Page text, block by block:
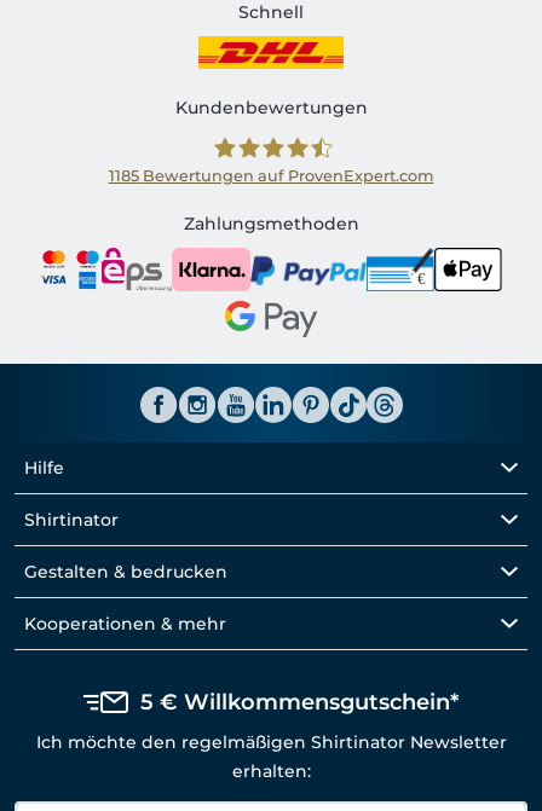
Schnell
Kundenbewertungen
Shirtinator AT
1185Bewertungen auf ProvenExpert.com
Zahlungsmethoden
Hilfe
Shirtinator
Gestalten & bedrucken
Kooperationen & mehr
5 € Willkommensgutschein*
Ich möchte den regelmäßigen Shirtinator Newsletter
erhalten: